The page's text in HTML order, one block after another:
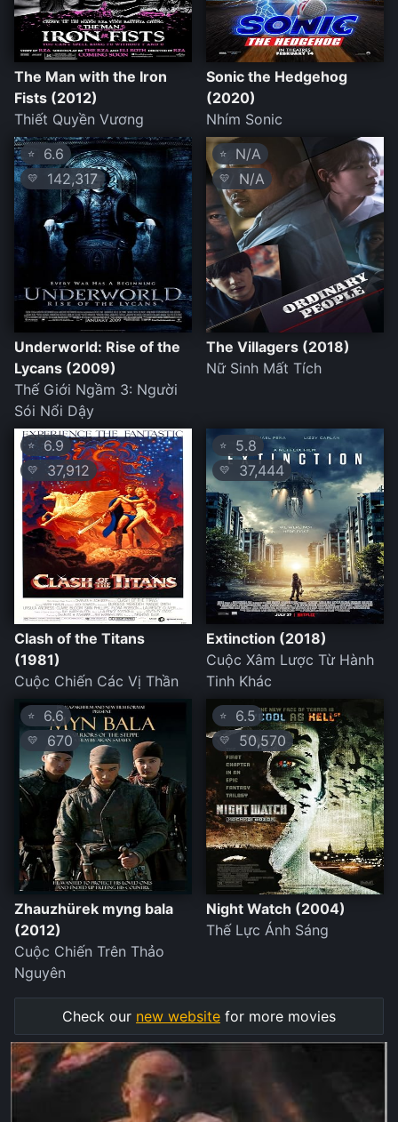
The Man with the Iron
Fists (2012)
Thiết Quyền Vương
Sonic the Hedgehog
(2020)
Nhím Sonic
⭐ 6.6
💛 142,317
Underworld: Rise of the
Lycans (2009)
Thế Giới Ngầm 3: Người
Sói Nổi Dậy
⭐ N/A
💛 N/A
The Villagers (2018)
Nữ Sinh Mất Tích
⭐ 6.9
💛 37,912
Clash of the Titans
(1981)
Cuộc Chiến Các Vị Thần
⭐ 5.8
💛 37,444
Extinction (2018)
Cuộc Xâm Lược Từ Hành
Tinh Khác
⭐ 6.6
💛 670
Zhauzhürek myng bala
(2012)
Cuộc Chiến Trên Thảo
Nguyên
⭐ 6.5
💛 50,570
Night Watch (2004)
Thế Lực Ánh Sáng
Check our new website for more movies